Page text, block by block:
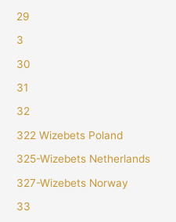
29
3
30
31
32
322 Wizebets Poland
325-Wizebets Netherlands
327-Wizebets Norway
33